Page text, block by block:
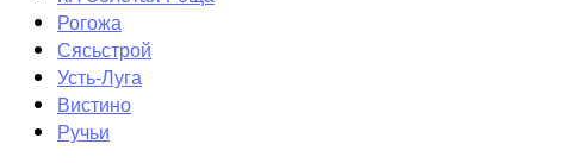
Рогожа
Сясьстрой
Усть-Луга
Вистино
Ручьи